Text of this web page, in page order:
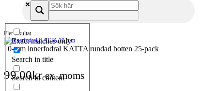
Fler resultat...
Exact matches only
Search in title
Search in content
10-tum innerfodral KATTA rundad botten 25-pack
99.00kr ex .moms